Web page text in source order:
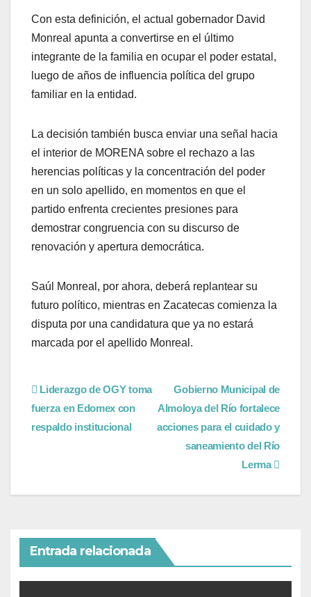
Con esta definición, el actual gobernador David
Monreal apunta a convertirse en el último
integrante de la familia en ocupar el poder estatal,
luego de años de influencia política del grupo
familiar en la entidad.
La decisión también busca enviar una señal hacia
el interior de MORENA sobre el rechazo a las
herencias políticas y la concentración del poder
en un solo apellido, en momentos en que el
partido enfrenta crecientes presiones para
demostrar congruencia con su discurso de
renovación y apertura democrática.
Saúl Monreal, por ahora, deberá replantear su
futuro político, mientras en Zacatecas comienza la
disputa por una candidatura que ya no estará
marcada por el apellido Monreal.
Gobierno Municipal de
Almoloya del Río fortalece
acciones para el cuidado y
saneamiento del Río
Lerma
Liderazgo de OGY toma
fuerza en Edomex con
respaldo institucional
Entrada relacionada